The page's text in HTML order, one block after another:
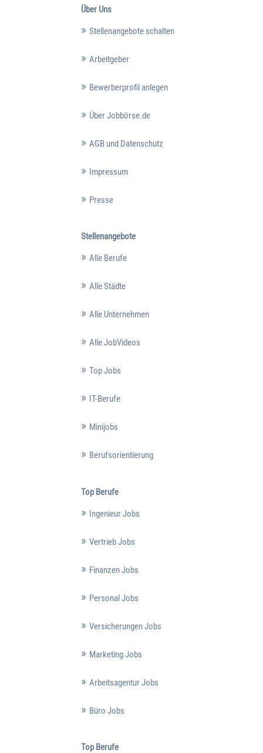
Über Uns
Stellenangebote schalten
Arbeitgeber
Bewerberprofil anlegen
Über Jobbörse.de
AGB und Datenschutz
Impressum
Presse
Stellenangebote
Alle Berufe
Alle Städte
Alle Unternehmen
Alle JobVideos
Top Jobs
IT-Berufe
Minijobs
Berufsorientierung
Top Berufe
Ingenieur Jobs
Vertrieb Jobs
Finanzen Jobs
Personal Jobs
Versicherungen Jobs
Marketing Jobs
Arbeitsagentur Jobs
Büro Jobs
Top Berufe